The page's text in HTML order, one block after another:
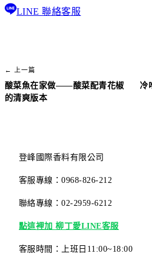
LINE 聯絡客服
← 上一篇
酸菜魚在家做——酸菜配青花椒
的清爽版本
冷
登峰國際香料有限公司
客服專線：0968-826-212
聯絡專線：02-2959-6212
點這裡加 柳丁愛LINE客服
客服時間：上班日11:00~18:00